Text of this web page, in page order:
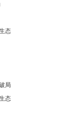
态
局
态